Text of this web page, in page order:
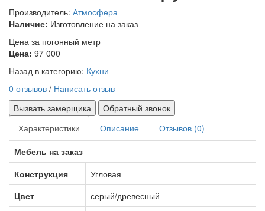
Производитель: Атмосфера
Наличие: Изготовление на заказ
Цена за погонный метр
Цена: 97 000
Назад в категорию: Кухни
0 отзывов / Написать отзыв
Вызвать замерщика
Обратный звонок
Характеристики
Описание
Отзывов (0)
Мебель на заказ
Конструкция
Угловая
Цвет
серый/древесный